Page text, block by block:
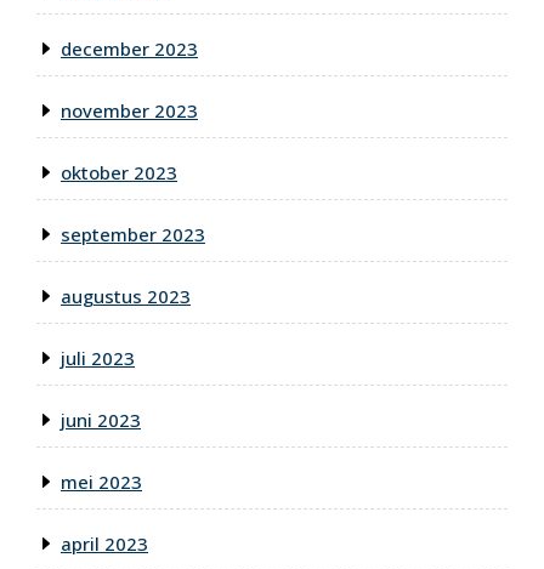
december 2023
november 2023
oktober 2023
september 2023
augustus 2023
juli 2023
juni 2023
mei 2023
april 2023